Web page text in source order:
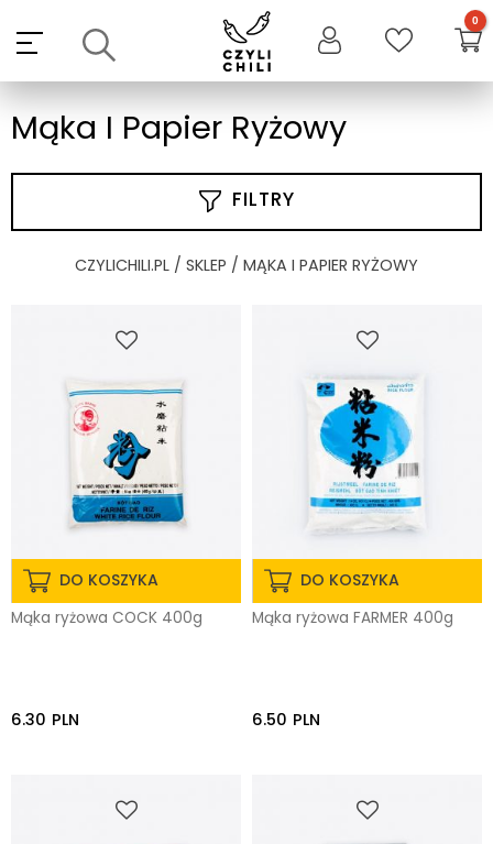
content
Mąka I Papier Ryżowy
FILTRY
CZYLICHILI.PL / SKLEP / MĄKA I PAPIER RYŻOWY
DO KOSZYKA
Mąka ryżowa COCK 400g
6.30 PLN
DO KOSZYKA
Mąka ryżowa FARMER 400g
6.50 PLN